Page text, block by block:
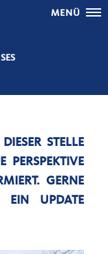
MENÜ
STELLE
PERSPEKTIVE
GERNE
EIN UPDATE